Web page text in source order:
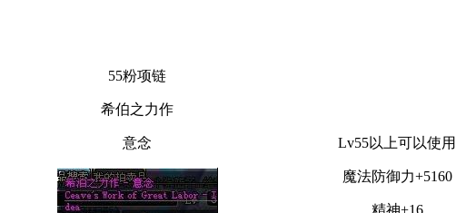
55粉项链
希伯之力作
意念 Lv55以上可以使用
魔法防御力+5160
精神+16